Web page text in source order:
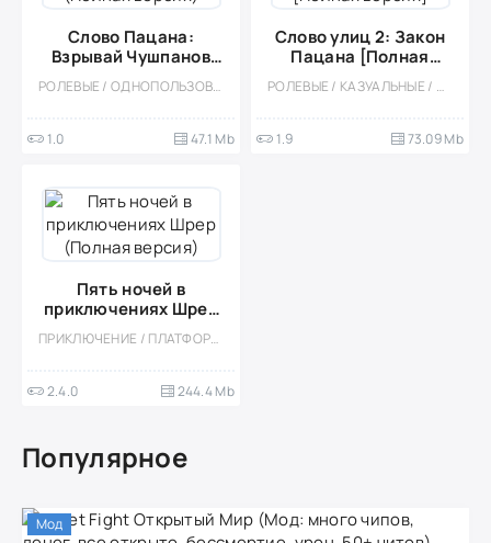
Слово Пацана:
Взрывай Чушпанов
(Полная версия)
РОЛЕВЫЕ / ОДНОПОЛЬЗОВАТЕЛЬСКИЕ / КАЗУАЛЬНЫЕ
1.0 47.1 Mb
Слово улиц 2: Закон
Пацана [Полная
версия]
РОЛЕВЫЕ / КАЗУАЛЬНЫЕ / ОДНОПОЛЬЗОВАТЕЛЬСКИЕ / ОФЛАЙН / СТИЛИЗАЦИЯ / МАЛЕНЬКАЯ
1.9 73.09 Mb
Пять ночей в
приключениях Шрер
(Полная версия)
ПРИКЛЮЧЕНИЕ / ПЛАТФОРМЕРЫ / ОДНОПОЛЬЗОВАТЕЛЬСКИЕ / ВИД СБОКУ / ДЛЯ ДЕТЕЙ / ВСТРОЕННЫЙ КЕШ / 3D
2.4.0 244.4 Mb
Популярное
Мод